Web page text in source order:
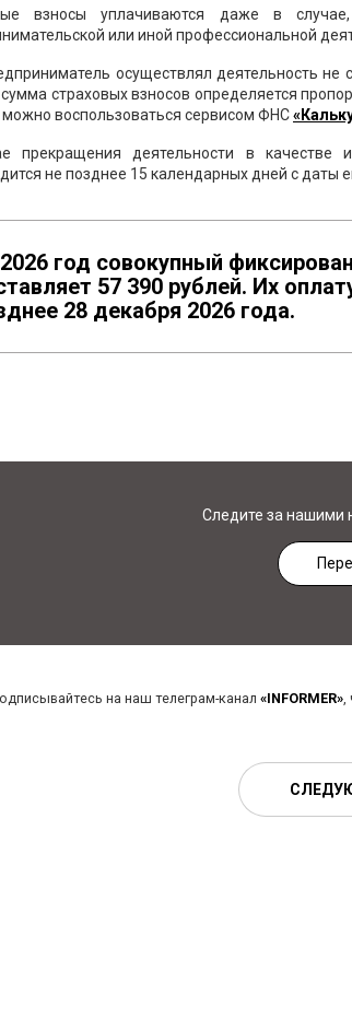
взносы уплачиваются даже в
или иной профессиональной
осуществлял деятельность
сумма страховых взносов определяется
можно воспользоваться сервисом ФНС
прекращения деятельности в качестве
не позднее 15 календарных дней с даты
год совокупный
57 390 рублей. Их
28 декабря 2026 года.
Следите за нашими
на наш телеграм-канал «INFORMER»,